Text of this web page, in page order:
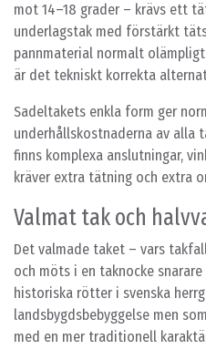
mot 14–18 grader – krävs ett
underlagstak med förstärkt
pannmaterial normalt
är det tekniskt korrekta
Sadeltakets enkla form ger
underhållskostnaderna av alla
finns komplexa anslutningar,
kräver extra tätning och extra
Valmat tak och
Det valmade taket – vars
och möts i en taknocke
historiska rötter i svenska
landsbygdsbebyggelse men
med en mer traditionell